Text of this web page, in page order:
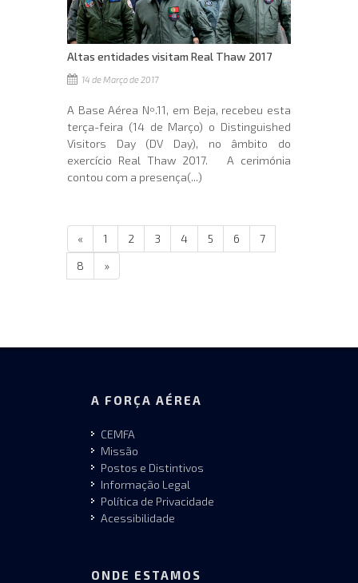
Altas entidades visitam Real Thaw 2017
14 de Março de 2017
A Base Aérea Nº.11, em Beja, recebeu esta
terça-feira (14 de Março) o Distinguished
Visitors Day (DV Day), no âmbito do
exercício Real Thaw 2017. A cerimónia
contou com a presença(...)
« 1 2 3 4 5 6
7
8
»
A FORÇA AÉREA
CEMFA
Missão
Postos e Distintivos
Informação Legal
Política de Privacidade
Acessibilidade
ONDE ESTAMOS